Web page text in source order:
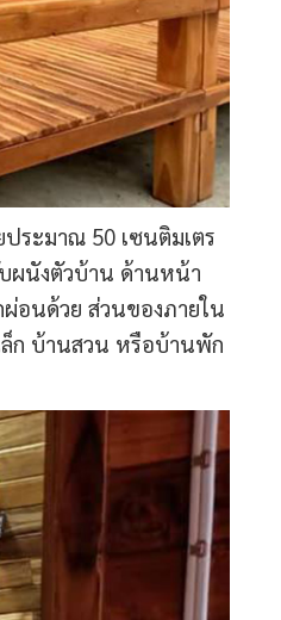
ระมาณ 50 เซนติมเตร
บผนังตัวบ้าน ด้านหน้า
ผ่อนด้วย ส่วนของภายใน
ก บ้านสวน หรือบ้านพัก